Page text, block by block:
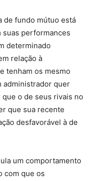
de fundo mútuo está
suas performances
determinado
relação à
tenham os mesmo
administrador quer
o de seus rivais no
que sua recente
desfavorável à de
um comportamento
com que os